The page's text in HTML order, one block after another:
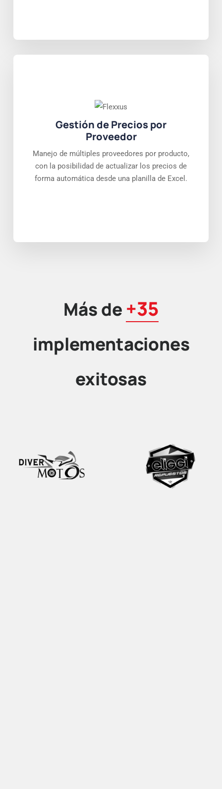
Gestión de Precios por
Proveedor
Manejo de múltiples proveedores por producto,
con la posibilidad de actualizar los precios de
forma automática desde una planilla de Excel.
Más de +35
implementaciones
exitosas